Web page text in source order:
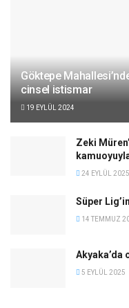
Göktepe
cinsel istismar
19 EYLÜL 2024
Zeki
24 EYLÜL 2025
Süper
14 TEMMUZ
Akyaka’da
5 EYLÜL 2025